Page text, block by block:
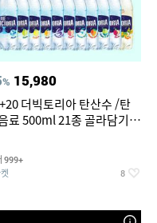
% 15,980
더빅토리아 탄산수 /탄
료 500ml 21종 골라담기
999+
8